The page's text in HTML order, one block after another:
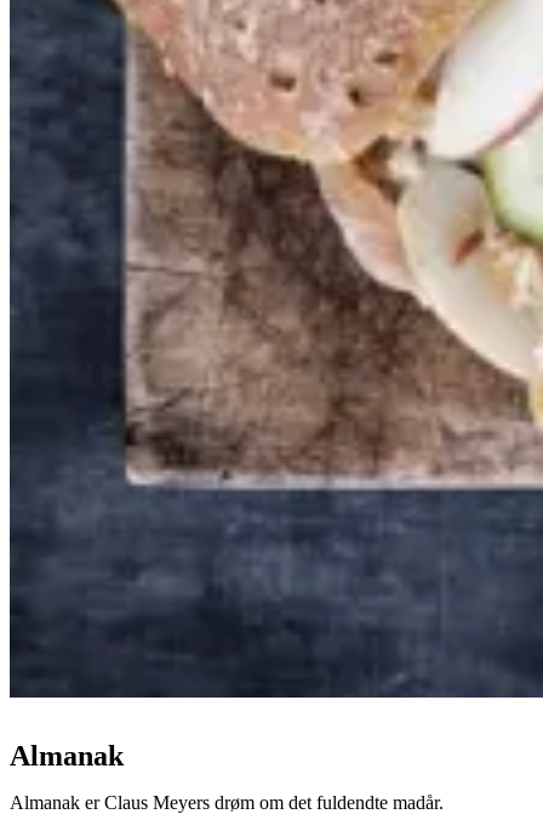
Almanak
Almanak er Claus Meyers drøm om det fuldendte madår.